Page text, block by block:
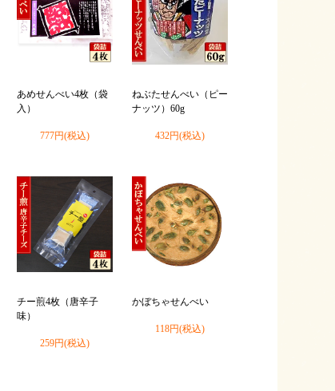
あめせんべい4枚（袋
入）
777円(税込)
ねぶたせんべい（ピー
ナッツ）60g
432円(税込)
チー煎4枚（唐辛子
味）
259円(税込)
かぼちゃせんべい
118円(税込)